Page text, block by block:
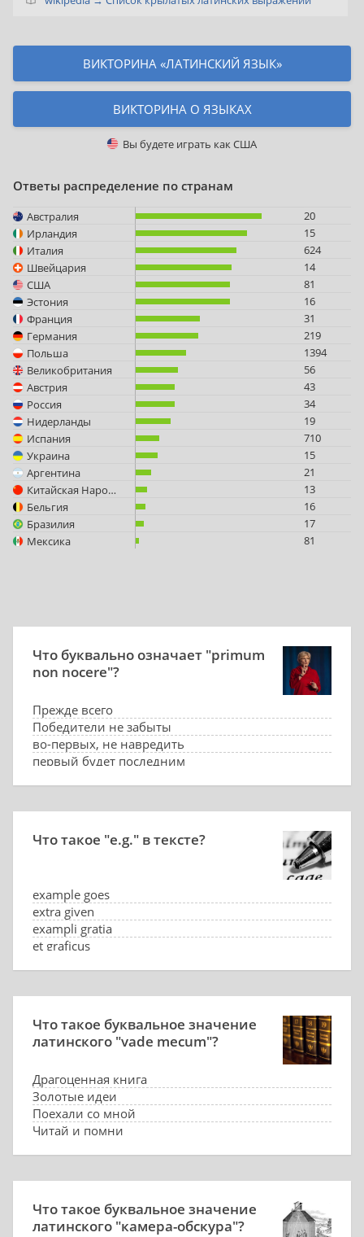
ВИКТОРИНА «ЛАТИНСКИЙ ЯЗЫК»
ВИКТОРИНА О ЯЗЫКАХ
Вы будете играть какСША
Ответы распределение по странам
Австралия
20
Ирландия
15
Италия
624
Швейцария
14
США
81
Эстония
16
Франция
31
Германия
219
Польша
1394
Великобритания
56
Австрия
43
Россия
34
Нидерланды
19
Испания
710
Украина
15
Аргентина
21
Китайская Народная Республика
13
Бельгия
16
Бразилия
17
Мексика
81
Что буквально означает "primum
non nocere"?
Прежде всего
Победители не забыты
во-первых, не навредить
первый будет последним
Что такое "e.g." в тексте?
example goes
extra given
exampli gratia
et graficus
Что такое буквальное значение
латинского "vade mecum"?
Драгоценная книга
Золотые идеи
Поехали со мной
Читай и помни
Что такое буквальное значение
латинского "камера-обскура"?